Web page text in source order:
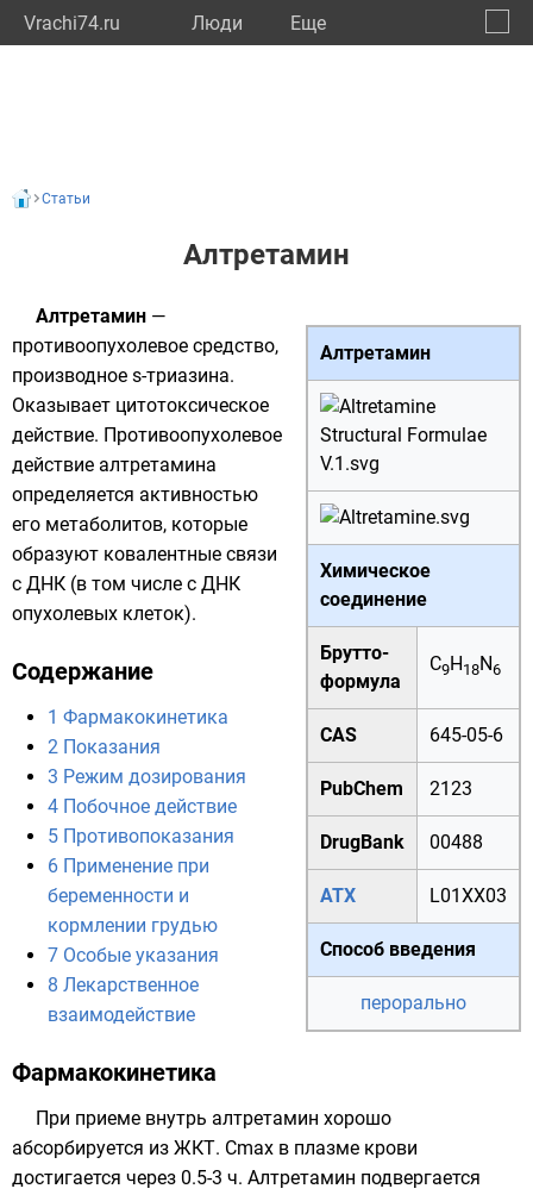
Vrachi74.ru Люди Eще
Статьи
Алтретамин
Алтретамин
Химическое
соединение
Брутто-
формула
C9H18N6
CAS 645-05-6
PubChem 2123
DrugBank 00488
АТХ L01XX03
Способ введения
перорально
Алтретамин —
противоопухолевое средство,
производное s-триазина.
Оказывает цитотоксическое
действие. Противоопухолевое
действие алтретамина
определяется активностью
его метаболитов, которые
образуют ковалентные связи
с ДНК (в том числе с ДНК
опухолевых клеток).
Содержание
1 Фармакокинетика
2 Показания
3 Режим дозирования
4 Побочное действие
5 Противопоказания
6 Применение при
беременности и
кормлении грудью
7 Особые указания
8 Лекарственное
взаимодействие
Фармакокинетика
При приеме внутрь алтретамин хорошо
абсорбируется из ЖКТ. Cmax в плазме крови
достигается через 0.5-3 ч. Алтретамин подвергается